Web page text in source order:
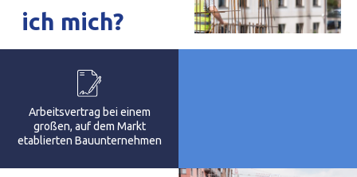
ich mich?
Arbeitsvertrag bei einem
großen, auf dem Markt
etablierten Bauunternehmen